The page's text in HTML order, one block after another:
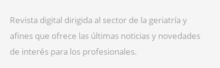
Revista digital dirigida al sector de la geriatría y
afines que ofrece las últimas noticias y novedades
de interés para los profesionales.